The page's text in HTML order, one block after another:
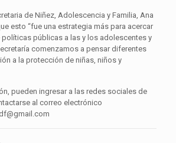
de Niñez, Adolescencia y Familia, Ana
esto “fue una estrategia más para acercar
políticas públicas a las y los adolescentes y
comenzamos a pensar diferentes
a la protección de niñas, niños y
pueden ingresar a las redes sociales de
al correo electrónico